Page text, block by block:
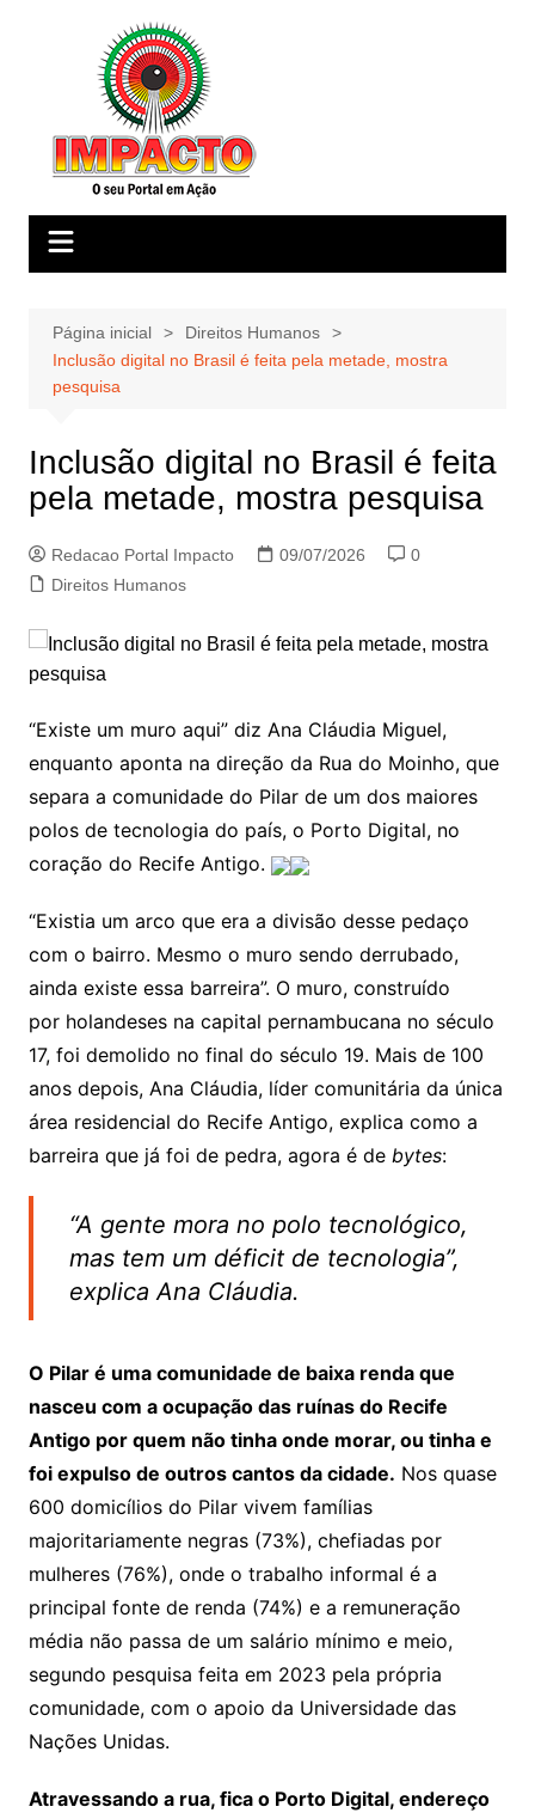
Página inicial
Direitos Humanos
Inclusão digital no Brasil é feita pela metade, mostra
pesquisa
Inclusão digital no Brasil é feita
pela metade, mostra pesquisa
Redacao Portal Impacto 09/07/2026
0
Direitos Humanos
“Existe um muro aqui” diz Ana Cláudia Miguel,
enquanto aponta na direção da Rua do Moinho, que
separa a comunidade do Pilar de um dos maiores
polos de tecnologia do país, o Porto Digital, no
coração do Recife Antigo.
“Existia um arco que era a divisão desse pedaço
com o bairro. Mesmo o muro sendo derrubado,
ainda existe essa barreira”. O muro, construído
por holandeses na capital pernambucana no século
17, foi demolido no final do século 19. Mais de 100
anos depois, Ana Cláudia, líder comunitária da única
área residencial do Recife Antigo, explica como a
barreira que já foi de pedra, agora é de bytes:
“A gente mora no polo tecnológico,
mas tem um déficit de tecnologia”,
explica Ana Cláudia.
O Pilar é uma comunidade de baixa renda que
nasceu com a ocupação das ruínas do Recife
Antigo por quem não tinha onde morar, ou tinha e
foi expulso de outros cantos da cidade. Nos quase
600 domicílios do Pilar vivem famílias
majoritariamente negras (73%), chefiadas por
mulheres (76%), onde o trabalho informal é a
principal fonte de renda (74%) e a remuneração
média não passa de um salário mínimo e meio,
segundo pesquisa feita em 2023 pela própria
comunidade, com o apoio da Universidade das
Nações Unidas.
Atravessando a rua, fica o Porto Digital, endereço